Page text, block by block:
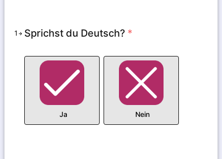
1 Sprichst du Deutsch? *
Ja Nein